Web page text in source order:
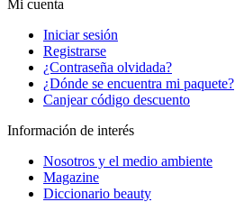
Mi cuenta
Iniciar sesión
Registrarse
¿Contraseña olvidada?
¿Dónde se encuentra mi paquete?
Canjear código descuento
Información de interés
Nosotros y el medio ambiente
Magazine
Diccionario beauty